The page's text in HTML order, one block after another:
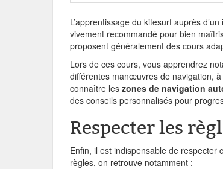
L’apprentissage du kitesurf auprès d’un
vivement recommandé pour bien
proposent généralement des cours
Lors de ces cours, vous apprendrez
différentes manœuvres de navigation,
connaître les zones de navigation
des conseils personnalisés pour
Respecter les
Enfin, il est indispensable de respecter
règles, on retrouve notamment :